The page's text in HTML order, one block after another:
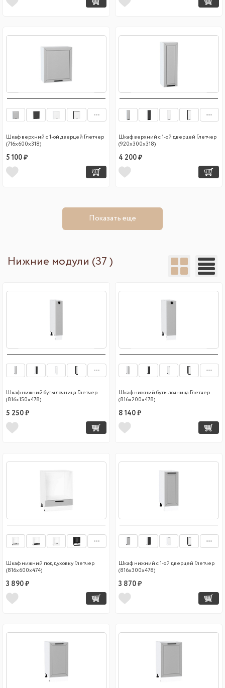
Шкаф верхний с 1-ой дверцей Глетчер
(716х600х318)
5 100 ₽
Шкаф верхний с 1-ой дверцей Глетчер
(920х300х318)
4 200 ₽
Показать еще
Нижние модули (37 )
Шкаф нижний бутылочница Глетчер
(816х150х478)
5 250 ₽
Шкаф нижний бутылочница Глетчер
(816х200х478)
8 140 ₽
Шкаф нижний под духовку Глетчер
(816х600х474)
3 890 ₽
Шкаф нижний с 1-ой дверцей Глетчер
(816х300х478)
3 870 ₽